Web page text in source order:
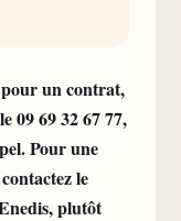
un contrat,
09 69 32 67 77,
Pour une
le
plutôt